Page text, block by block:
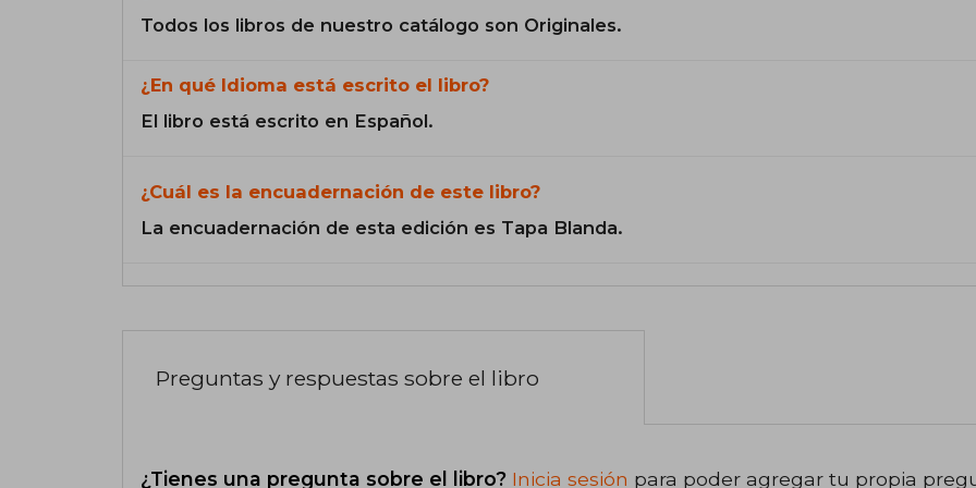
Todos los libros de nuestro catálogo son Originales.
¿En qué Idioma está escrito el libro?
El libro está escrito en Español.
¿Cuál es la encuadernación de este libro?
La encuadernación de esta edición es Tapa Blanda.
Preguntas y respuestas sobre el libro
¿Tienes una pregunta sobre el libro? Inicia sesión para poder agregar tu propia